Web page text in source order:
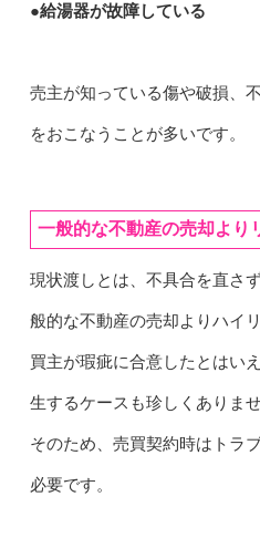
●給湯器が故障している
売主が知っている傷や破損、
をおこなうことが多いです。
一般的な不動産の売却より
現状渡しとは、不具合を直さ
般的な不動産の売却よりハイ
買主が瑕疵に合意したとはい
生するケースも珍しくありませ
そのため、売買契約時はトラ
必要です。